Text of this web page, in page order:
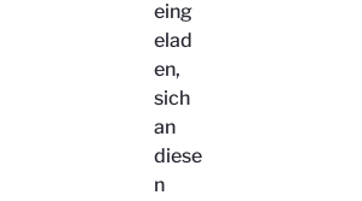
eing
elad
en,
sich
an
diese
n